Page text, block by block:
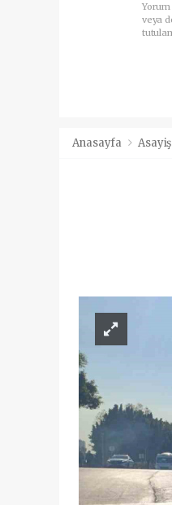
veya
Anasayfa Asayiş